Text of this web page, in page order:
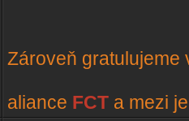
Zároveň gratulujeme
aliance FCT a mezi